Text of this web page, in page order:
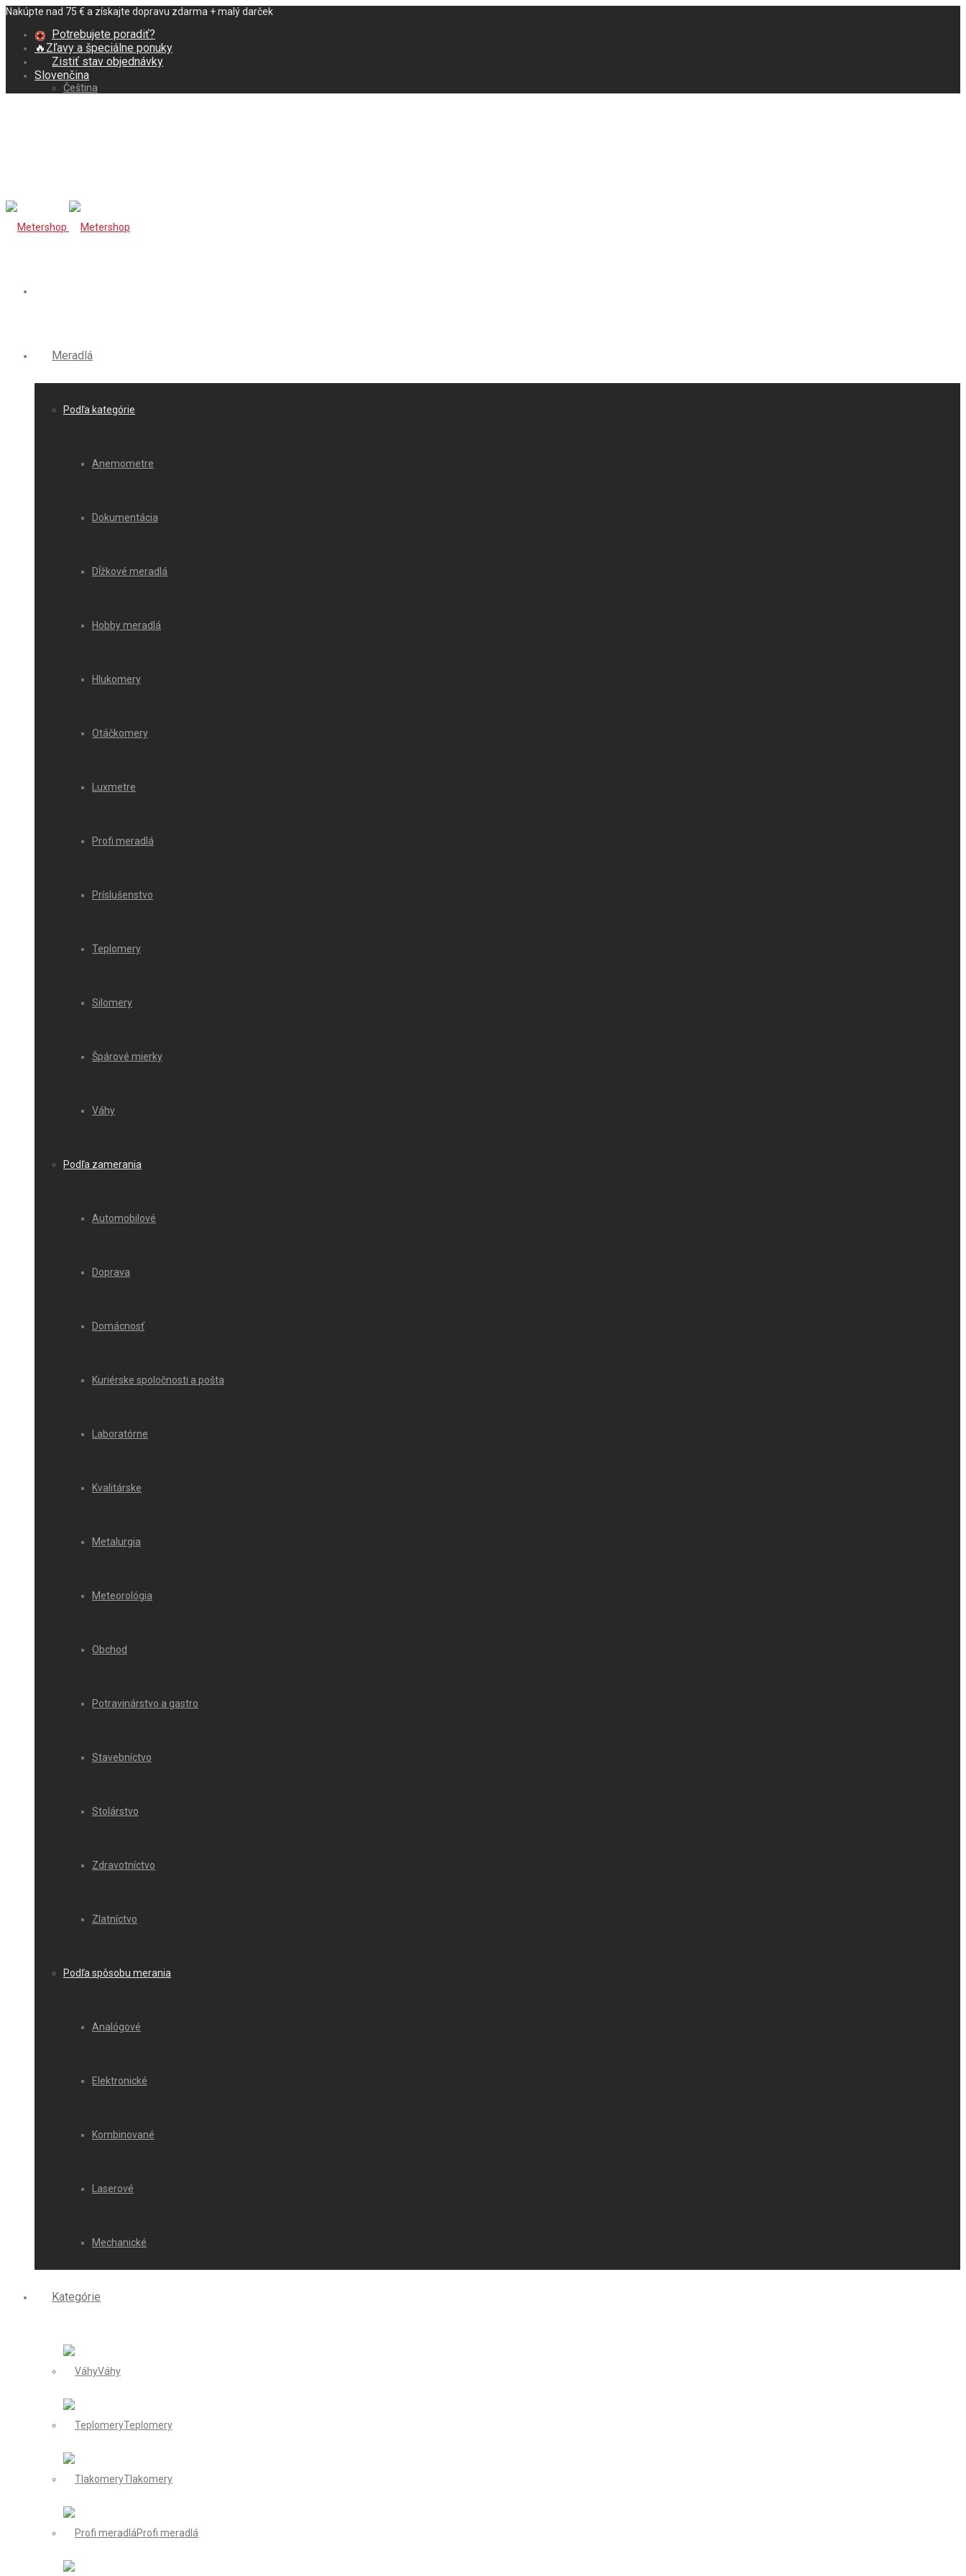
Nakúpte nad 75 € a získajte dopravu zdarma + malý darček
Potrebujete poradiť?
🔥Zľavy a špeciálne ponuky
Zistiť stav objednávky
Slovenčina
Čeština
Meradlá
Podľa kategórie
Anemometre
Dokumentácia
Dĺžkové meradlá
Hobby meradlá
Hlukomery
Otáčkomery
Luxmetre
Profi meradlá
Príslušenstvo
Teplomery
Silomery
Špárové mierky
Váhy
Podľa zamerania
Automobilové
Doprava
Domácnosť
Kuriérske spoločnosti a pošta
Laboratórne
Kvalitárske
Metalurgia
Meteorológia
Obchod
Potravinárstvo a gastro
Stavebníctvo
Stolárstvo
Zdravotníctvo
Zlatníctvo
Podľa spôsobu merania
Analógové
Elektronické
Kombinované
Laserové
Mechanické
Kategórie
Váhy
Teplomery
Tlakomery
Profi meradlá